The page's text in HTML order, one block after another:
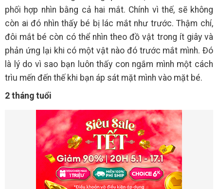
phối hợp nhìn bằng cả hai mắt. Chính vì thế, sẽ không
còn ai đó nhìn thấy bé bị lác mắt như trước. Thậm chí,
đôi mắt bé còn có thể nhìn theo đồ vật trong ít giây và
phản ứng lại khi có một vật nào đó trước mắt mình. Đó
là lý do vì sao bạn luôn thấy con ngắm mình một cách
trìu mến đến thế khi bạn áp sát mặt mình vào mặt bé.
2 tháng tuổi